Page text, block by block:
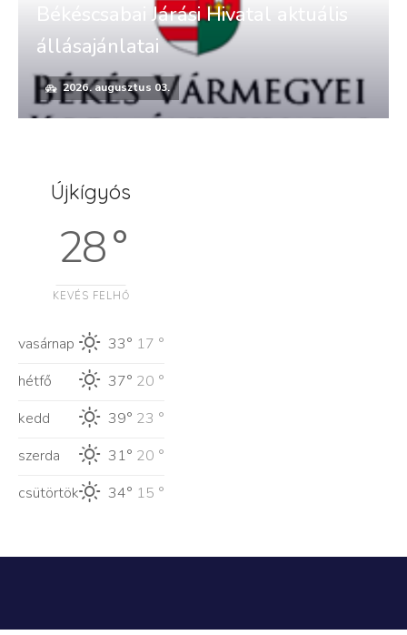
Békéscsabai Járási Hivatal aktuális
állásajánlatai
2026. augusztus 03.
Újkígyós
28 °
KEVÉS FELHŐ
vasárnap 33° 17 °
hétfő
37° 20 °
kedd
39° 23 °
szerda
31° 20 °
csütörtök
34° 15 °